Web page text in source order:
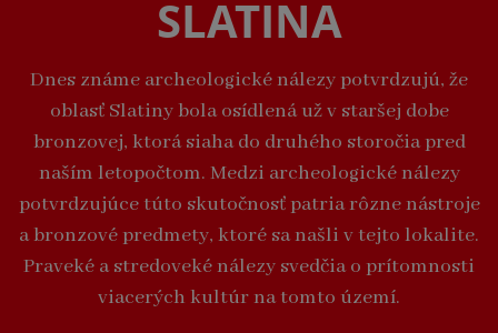
SLATINA
Dnes známe archeologické nálezy potvrdzujú, že
oblasť Slatiny bola osídlená už v staršej dobe
bronzovej, ktorá siaha do druhého storočia pred
naším letopočtom. Medzi archeologické nálezy
potvrdzujúce túto skutočnosť patria rôzne nástroje
a bronzové predmety, ktoré sa našli v tejto lokalite.
Praveké a stredoveké nálezy svedčia o prítomnosti
viacerých kultúr na tomto území.